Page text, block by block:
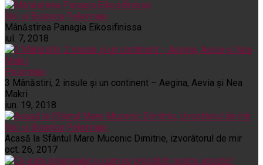
Noi și Biserica Pelerinaje
Mânăstirea Panagia Eikosifinissa
iul. 7, 2018
Pelerinaje
3 Mânăstiri, 2 insule și un continent – Aegina, Aevia și Nea
Makri
iun. 19, 2018
Noi și Biserica Pelerinaje
Acasă la Sfântul Mare Mucenic Dimitrie, izvorâtorul de mir
oct. 26, 2017